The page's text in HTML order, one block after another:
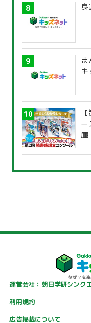
身
ま
キ
ー
庫
運営会社：朝日学研シンク
利用規約
広告掲載について